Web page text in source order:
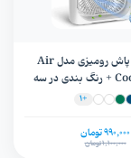
پنکه و مه پاش رومیزی مدل Air
Cooling Fan + رنگ بندی در سه
سایز
+1
990,000 تومان
1,100,000 تومان